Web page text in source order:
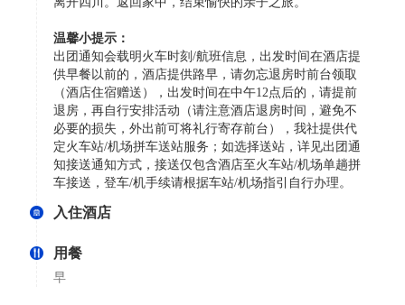
温馨小提示：
出团通知会载明火车时刻/航班信息，出发时间在酒店提
供早餐以前的，酒店提供路早，请勿忘退房时前台领取
（酒店住宿赠送），出发时间在中午12点后的，请提前
退房，再自行安排活动（请注意酒店退房时间，避免不
必要的损失，外出前可将礼行寄存前台），我社提供代
定火车站/机场拼车送站服务；如选择送站，详见出团通
知接送通知方式，接送仅包含酒店至火车站/机场单趟拼
车接送，登车/机手续请根据车站/机场指引自行办理。
入住酒店
用餐
早